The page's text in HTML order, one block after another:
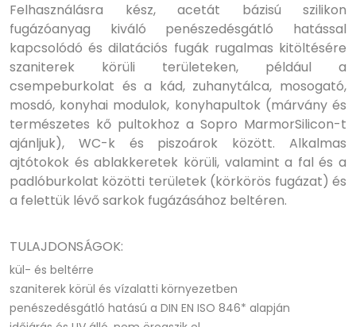
Felhasználásra kész, acetát bázisú szilikon
fugázóanyag kiváló penészedésgátló hatással
kapcsolódó és dilatációs fugák rugalmas kitöltésére
szaniterek körüli területeken, például a
csempeburkolat és a kád, zuhanytálca, mosogató,
mosdó, konyhai modulok, konyhapultok (márvány és
természetes kő pultokhoz a Sopro MarmorSilicon-t
ajánljuk), WC-k és piszoárok között. Alkalmas
ajtótokok és ablakkeretek körüli, valamint a fal és a
padlóburkolat közötti területek (körkörös fugázat) és
a felettük lévő sarkok fugázásához beltéren.
TULAJDONSÁGOK:
kül- és beltérre
szaniterek körül és vízalatti környezetben
penészedésgátló hatású a DIN EN ISO 846* alapján